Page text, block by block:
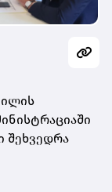
შეხვედრა